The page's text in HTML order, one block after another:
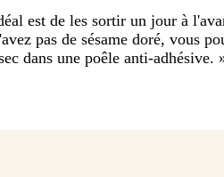
est de les sortir un jour à
pas de sésame doré, vous
dans une poêle anti-adhésive.